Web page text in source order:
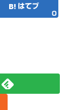
はてブ
0